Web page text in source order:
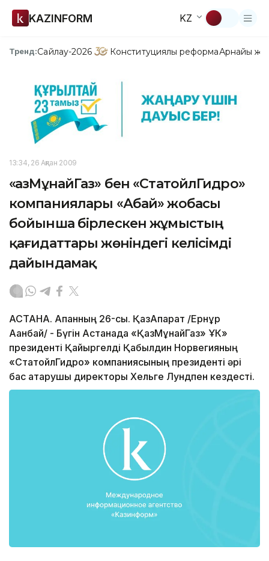
KAZINFORM KZ
Тренд:Сайлау-2026 Конституциялық реформаАрнайы
13:34, 26 Ақпан 2009
«ҚазМұнайГаз» бен «СтатойлГидро»
компаниялары «Абай» жобасы
бойынша бірлескен жұмыстың
қағидаттары жөніндегі келісімді
дайындамақ
АСТАНА. Ақпанның 26-сы. ҚазАқпарат /Ернұр
Ақанбай/ - Бүгін Астанада «ҚазМұнайГаз» ҰК»
президенті Қайыргелді Қабылдин Норвегияның
«СтатойлГидро» компаниясының президенті әрі
бас атқарушы директоры Хельге Лундпен кездесті.